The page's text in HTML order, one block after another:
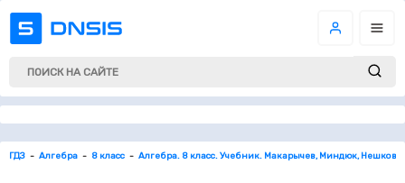
ГДЗ Алгебра 8 класс Алгебра. 8 класс. Учебник. Макарычев, Миндюк, Нешков,